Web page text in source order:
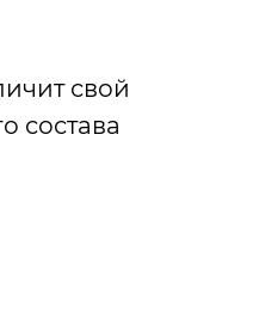
свой
состава